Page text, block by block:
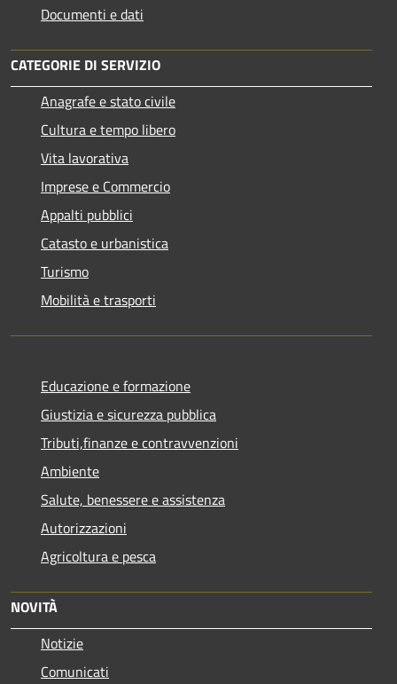
Documenti e dati
CATEGORIE DI SERVIZIO
Anagrafe e stato civile
Cultura e tempo libero
Vita lavorativa
Imprese e Commercio
Appalti pubblici
Catasto e urbanistica
Turismo
Mobilità e trasporti
Educazione e formazione
Giustizia e sicurezza pubblica
Tributi,finanze e contravvenzioni
Ambiente
Salute, benessere e assistenza
Autorizzazioni
Agricoltura e pesca
NOVITÀ
Notizie
Comunicati